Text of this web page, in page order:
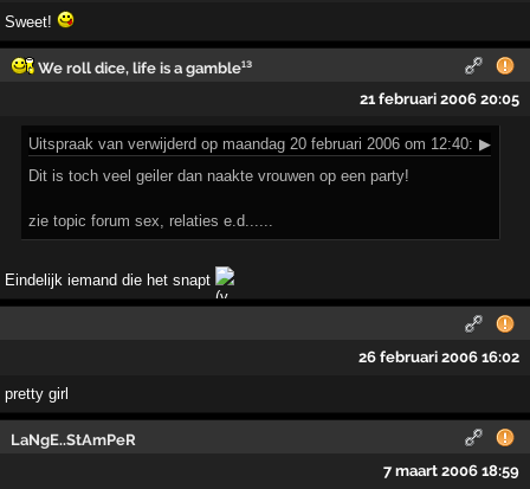
Sweet!
We roll dice, life is a gamble¹³
21 februari 2006 20:05
Uitspraak van verwijderd op maandag 20 februari 2006 om 12:40: ▶
Dit is toch veel geiler dan naakte vrouwen op een party!
zie topic forum sex, relaties e.d......
Eindelijk iemand die het snapt
26 februari 2006 16:02
pretty girl
LaNgE..StAmPeR
7 maart 2006 18:59